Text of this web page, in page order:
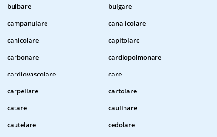
bulbare
bulgare
campanulare
canalicolare
canicolare
capitolare
carbonare
cardiopolmonare
cardiovascolare
care
carpellare
cartolare
catare
caulinare
cautelare
cedolare